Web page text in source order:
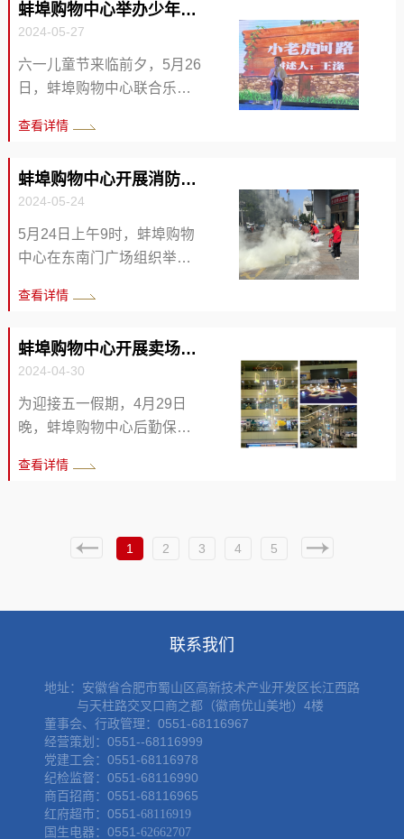
行春节前安全检查工作。 期
间对商厦租赁户北辰教育进
行了全面的安全检查、调研
工作，仔细的了解北辰教育
了各类安全设施、设备。 乌
放在首位，要加强日常巡查
和维护，增强学生的安全教
育和培训，提高师生的安全
意识和自我保护能力，将安
处。 文：刘德城 初审：许研
蚌埠购物中心举办少年语言艺术展演
2024-05-27
六一儿童节来临前夕，5月26
日，蚌埠购物中心联合乐活
花样少年语言艺术展演”，在
了序幕，100多名小演员参加
了这场语言的盛会。 现场小
演员们以铿锵有利的气势，
充沛饱满的感情，诵读着国
大方的表演赢得在场评委老
购物中心注重与场内异业互
融互动，力求持续共赢发
展。 文/图： 陈丽 初审：许
研 复审：刘卫东 编辑：张
查看详情
蚌埠购物中心开展消防灭火演练
2024-05-24
5月24日上午9时，蚌埠购物
中心在东南门广场组织举行
加。 演练开始前，安全员细
和灭火知识的要领，对操作
中容易发生的错误动作进行
提示和纠正，并由商场义务
消防员进行正确演示。随
物业人员、百货促销员和租
人员在旁观摩学习。 此次消
防灭火演练，为做好人员密
基础，加强了员工消防灭火
应急能力，为员工提供了一
次实战模拟训练，进一步强
化了员工的安全防范意识和
应急灭火自救...
查看详情
蚌埠购物中心开展卖场亮化行动
2024-04-30
为迎接五一假期，4月29日
晚，蚌埠购物中心后勤保障
苦，完成扶手电梯、中庭吊
节日氛围，还为公司节省了
复审：刘卫东 编辑：张静
查看详情
1 2 3 4 5
联系我们
地址： 安徽省合肥市蜀山区高新技术产业开发区长江西路
与天柱路交叉口商之都（徽商优山美地）4楼
董事会、行政管理：0551-68116967
经营策划：0551--68116999
党建工会：0551-68116978
纪检监督：0551-68116990
商百招商：0551-68116965
红府超市：0551-68116919
国生电器：0551-62662707